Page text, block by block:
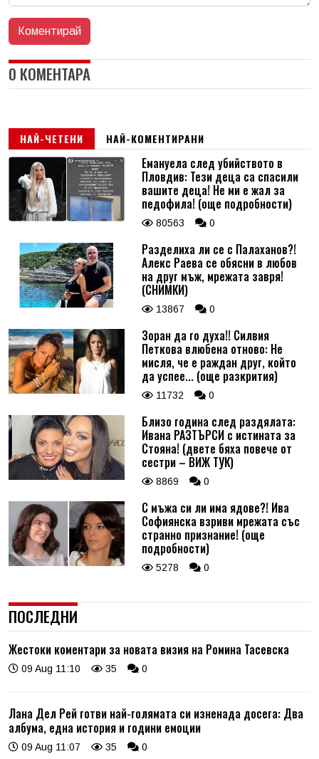
0 КОМЕНТАРА
НАЙ-ЧЕТЕНИ НАЙ-КОМЕНТИРАНИ
Емануела след убийството в
Пловдив: Тези деца са спасили
вашите деца! Не ми е жал за
педофила! (още подробности)
80563 0
Разделиха ли се с Палаханов?!
Алекс Раева се обясни в любов
на друг мъж, мрежата завря!
(СНИМКИ)
13867 0
Зоран да го духа!! Силвия
Петкова влюбена отново: Не
мисля, че е раждан друг, който
да успее... (още разкрития)
11732 0
Близо година след раздялата:
Ивана РАЗТЪРСИ с истината за
Стояна! (двете бяха повече от
сестри – ВИЖ ТУК)
8869 0
С мъжа си ли има ядове?! Ива
Софиянска взриви мрежата със
странно признание! (още
подробности)
5278 0
ПОСЛЕДНИ
Жестоки коментари за новата визия на Ромина Тасевска
09 Aug 11:10 35 0
Лана Дел Рей готви най-голямата си изненада досега: Два
албума, една история и години емоции
09 Aug 11:07 35 0